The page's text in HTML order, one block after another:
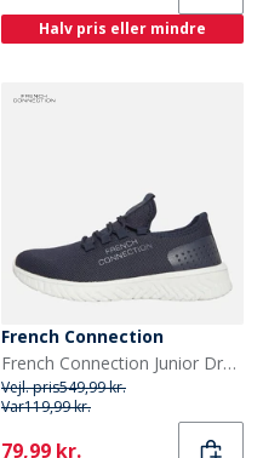
Halv pris eller mindre
French Connection
French Connection Junior Drenge Cloud Sneakers Marineblå / Hvid
Vejl. pris549,99 kr.
Var119,99 kr.
Current
79,99 kr.